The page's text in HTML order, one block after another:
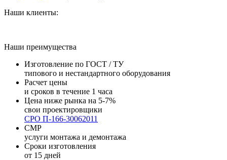
Наши клиенты:
Наши преимущества
Изготовление по ГОСТ / ТУ
типового и нестандартного оборудования
Расчет цены
и сроков в течение 1 часа
Цена ниже рынка на 5-7%
свои проектировщики
СРО П-166-30062011
СМР
услуги монтажа и демонтажа
Сроки изготовления
от 15 дней